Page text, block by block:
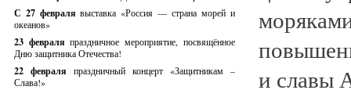
С 27 февралявыставка «Россия — страна морей и
океанов»
23 февраляпраздничное мероприятие, посвящённое
Дню защитника Отечества!
22 февраля праздничный концерт «Защитникам –
Слава!»
и славы